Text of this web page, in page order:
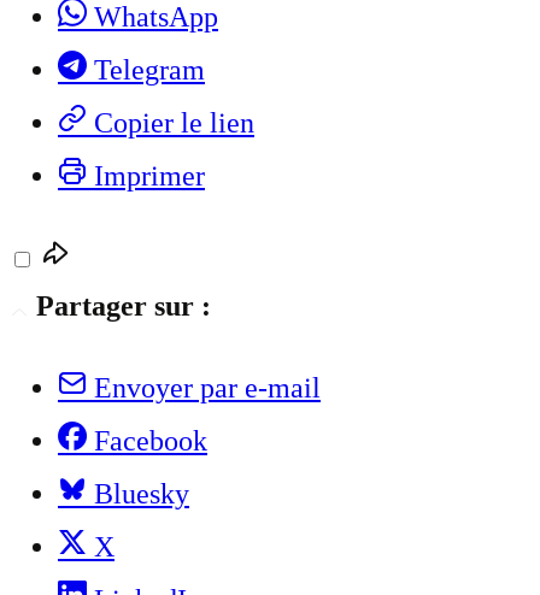
WhatsApp
Telegram
Copier le lien
Imprimer
Partager sur :
Envoyer par e-mail
Facebook
Bluesky
X